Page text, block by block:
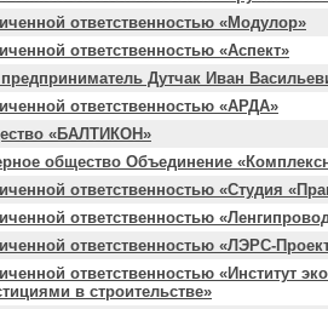
ответственностью «Модулор»
ответственностью «Аспект»
Дутчак Иван
ответственностью «АРДА»
«БАЛТИКОН»
общество Объединение
ответственностью «Студия
ответственностью
ответственностью «ЛЭРС-
ответственностью «Институт
в строительстве»